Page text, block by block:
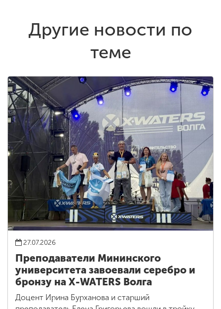
Другие новости по
теме
27.07.2026
Преподаватели Мининского
университета завоевали серебро и
бронзу на X-WATERS Волга
Доцент Ирина Бурханова и старший